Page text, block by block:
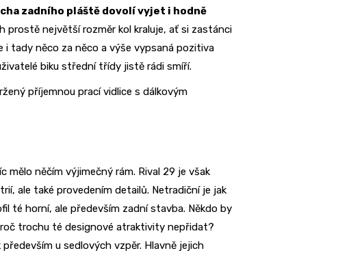
zadního pláště dovolí vyjet i hodně
prostě největší rozměr kol kraluje, ať si zastánci
i tady něco za něco a výše vypsaná pozitiva
biku střední třídy jistě rádi smíří.
příjemnou prací vidlice s dálkovým
něčím výjimečný rám. Rival 29 je však
ale také provedením detailů. Netradiční je jak
té horní, ale především zadní stavba. Někdo by
trochu té designové atraktivity nepřidat?
u sedlových vzpěr. Hlavně jejich